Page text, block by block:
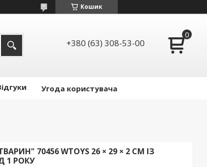
Кошик
+380 (63) 308-53-00
Угода користувача
70456 WTOYS 26 × 29 × 2 СМ ІЗ
1 РОКУ